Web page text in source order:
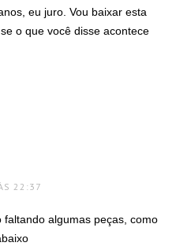
eu juro. Vou baixar esta
o que você disse acontece
22:37
faltando algumas peças, como